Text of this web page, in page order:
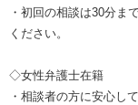
・初回の相談は30分ま
ください。
◇女性弁護士在籍
・相談者の方に安心し